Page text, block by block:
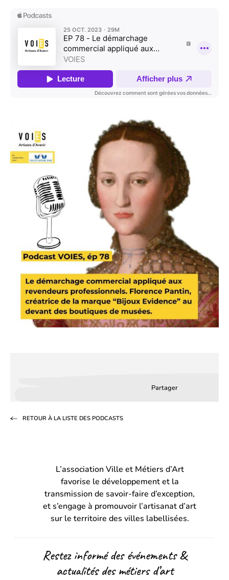
Partager
un
onglet)onglet)
RETOUR À LA LISTE DES PODCASTS
L’association Ville et Métiers d’Art
favorise le développement et la
transmission de savoir-faire d’exception,
et s’engage à promouvoir l’artisanat d’art
sur le territoire des villes labellisées.
Restez informé des événements &
actualités des métiers d’art